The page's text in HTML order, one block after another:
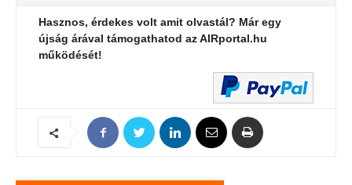
Hasznos, érdekes volt amit olvastál? Már egy
újság árával támogathatod az AIRportal.hu
működését!